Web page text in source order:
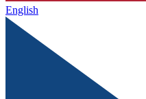
English